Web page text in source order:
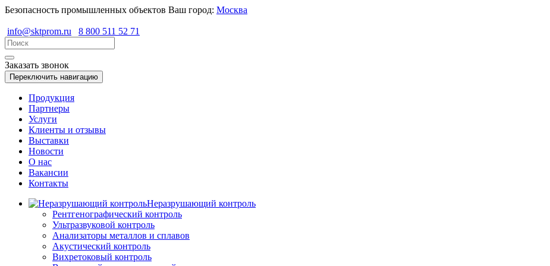
Безопасность промышленных объектов Ваш город: Москва
info@sktprom.ru 8 800 511 52 71
Заказать звонок
Переключить навигацию
Продукция
Партнеры
Услуги
Клиенты и отзывы
Выставки
Новости
О нас
Вакансии
Контакты
Неразрушающий контроль
Рентгенографический контроль
Ультразвуковой контроль
Анализаторы металлов и сплавов
Акустический контроль
Вихретоковый контроль